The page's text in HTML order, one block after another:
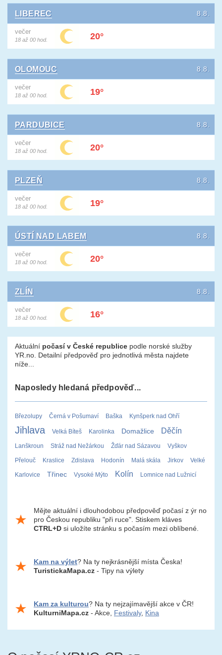
LIBEREC 8.8.
večer
18 až 00 hod. 20°
OLOMOUC 8.8.
večer
18 až 00 hod. 19°
PARDUBICE 8.8.
večer
18 až 00 hod. 20°
PLZEŇ 8.8.
večer
18 až 00 hod. 19°
ÚSTÍ NAD LABEM 8.8.
večer
18 až 00 hod. 20°
ZLÍN 8.8.
večer
18 až 00 hod. 16°
Aktuální počasí v České republice podle norské služby
YR.no. Detailní předpověď pro jednotlivá města najdete
níže...
Naposledy hledaná předpověď...
Březolupy Černá v Pošumaví Baška Kynšperk nad Ohří
Jihlava Velká Bíteš Karolinka Domažlice Děčín
Lanškroun Stráž nad Nežárkou Žďár nad Sázavou Vyškov
Přelouč Kraslice Zdislava Hodonín Malá skála Jirkov Velké
Karlovice Třinec Vysoké Mýto Kolín Lomnice nad Lužnicí
Mějte aktuální i dlouhodobou předpověď počasí z ýr no
pro Českou republiku "při ruce". Stiskem kláves
CTRL+D si uložíte stránku s počasím mezi oblíbené.
Kam na výlet? Na ty nejkrásnější místa Česka!
TuristickaMapa.cz - Tipy na výlety
Kam za kulturou? Na ty nejzajímavější akce v ČR!
KulturniMapa.cz - Akce, Festivaly, Kina